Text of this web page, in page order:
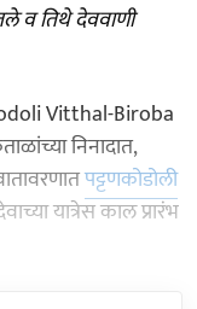
व तिथे देववाणी
Vitthal-Biroba
निनादात,
पट्टणकोडोली
यात्रेस काल प्रारंभ